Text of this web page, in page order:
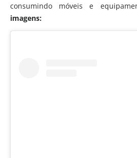
consumindo móveis e
imagens: